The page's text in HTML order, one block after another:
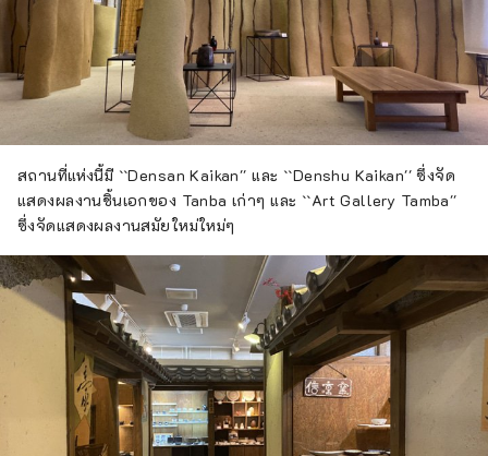
สถานที่แห่งนี้มี ``Densan Kaikan'' และ ``Denshu Kaikan'' ซึ่งจัด
แสดงผลงานชิ้นเอกของ Tanba เก่าๆ และ ``Art Gallery Tamba''
ซึ่งจัดแสดงผลงานสมัยใหม่ใหม่ๆ